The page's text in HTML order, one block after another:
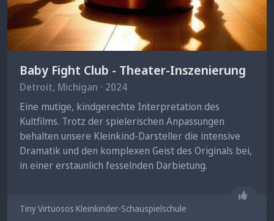
Baby Fight Club - Theater-Inszenierung
Detroit, Michigan · 2024
Eine mutige, kindgerechte Interpretation des
Kultfilms. Trotz der spielerischen Anpassungen
behalten unsere Kleinkind-Darsteller die intensive
Dramatik und den komplexen Geist des Originals bei,
in einer erstaunlich fesselnden Darbietung.
Tiny Virtuosos Kleinkinder-Schauspielschule